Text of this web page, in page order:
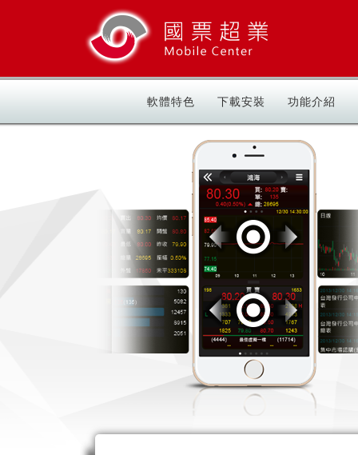
軟體特色 下載安裝 功能介紹